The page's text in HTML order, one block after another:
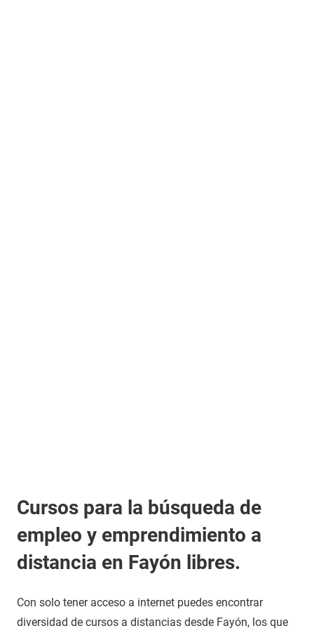
Cursos para la búsqueda de
empleo y emprendimiento a
distancia en Fayón libres.
Con solo tener acceso a internet puedes encontrar
diversidad de cursos a distancias desde Fayón, los que